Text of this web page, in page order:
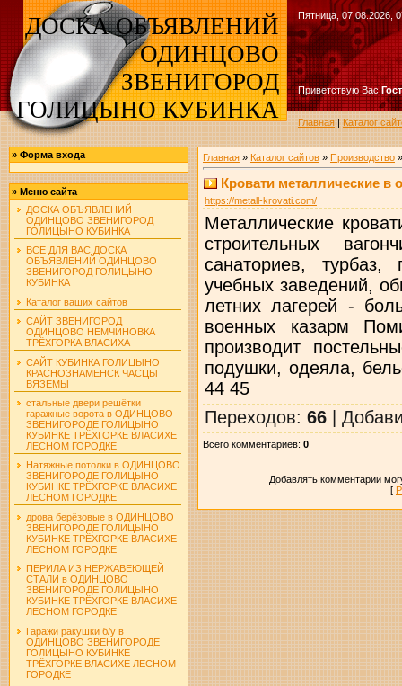
ДОСКА ОБЪЯВЛЕНИЙ
ОДИНЦОВО
ЗВЕНИГОРОД
ГОЛИЦЫНО КУБИНКА
Пятница, 07.08.2026,
Приветствую Вас
Главная|Каталог
» Форма входа
» Меню сайта
ДОСКА ОБЪЯВЛЕНИЙ
ОДИНЦОВО ЗВЕНИГОРОД
ГОЛИЦЫНО КУБИНКА
ВСЁ ДЛЯ ВАС ДОСКА
ОБЪЯВЛЕНИЙ ОДИНЦОВО
ЗВЕНИГОРОД ГОЛИЦЫНО
КУБИНКА
Каталог ваших сайтов
САЙТ ЗВЕНИГОРОД
ОДИНЦОВО НЕМЧИНОВКА
ТРЁХГОРКА ВЛАСИХА
САЙТ КУБИНКА ГОЛИЦЫНО
КРАСНОЗНАМЕНСК ЧАСЦЫ
ВЯЗЁМЫ
стальные двери решётки
гаражные ворота в ОДИНЦОВО
ЗВЕНИГОРОДЕ ГОЛИЦЫНО
КУБИНКЕ ТРЁХГОРКЕ ВЛАСИХЕ
ЛЕСНОМ ГОРОДКЕ
Натяжные потолки в ОДИНЦОВО
ЗВЕНИГОРОДЕ ГОЛИЦЫНО
КУБИНКЕ ТРЁХГОРКЕ ВЛАСИХЕ
ЛЕСНОМ ГОРОДКЕ
дрова берёзовые в ОДИНЦОВО
ЗВЕНИГОРОДЕ ГОЛИЦЫНО
КУБИНКЕ ТРЁХГОРКЕ ВЛАСИХЕ
ЛЕСНОМ ГОРОДКЕ
ПЕРИЛА ИЗ НЕРЖАВЕЮЩЕЙ
СТАЛИ в ОДИНЦОВО
ЗВЕНИГОРОДЕ ГОЛИЦЫНО
КУБИНКЕ ТРЁХГОРКЕ ВЛАСИХЕ
ЛЕСНОМ ГОРОДКЕ
Гаражи ракушки б/у в
ОДИНЦОВО ЗВЕНИГОРОДЕ
ГОЛИЦЫНО КУБИНКЕ
ТРЁХГОРКЕ ВЛАСИХЕ ЛЕСНОМ
ГОРОДКЕ
Главная» Каталог сайтов» Производство
Кровати металлические в
https://metall-krovati.com/
Металлические
строительных
санаториев,
учебных заведений,
летних лагерей -
военных казарм
производит
подушки, одеяла,
44 45
Переходов: 66|
Всего комментариев: 0
Добавлять комментарии
[